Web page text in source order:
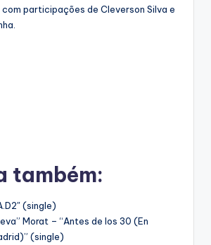
participações de Cleverson Silva e
também:
(single)
Morat – “Antes de los 30 (En
(single)